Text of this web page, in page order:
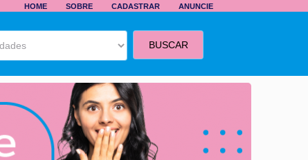
HOME SOBRE CADASTRAR ANUNCIE